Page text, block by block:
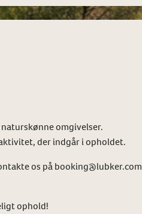
omgivelser.
der indgår i opholdet.
os på booking@lubker.com
ophold!